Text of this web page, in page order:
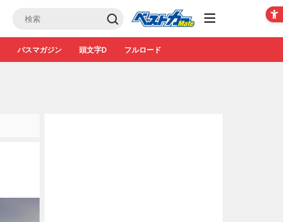
Club
バスマガジン 頭文字D フルロード